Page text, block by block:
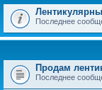
Последнее
Продам
Последнее